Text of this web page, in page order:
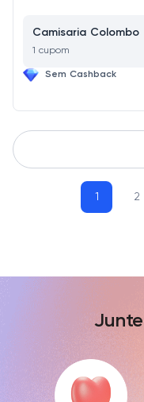
Camisaria Colombo
1 cupom
Sem Cashback
1 2